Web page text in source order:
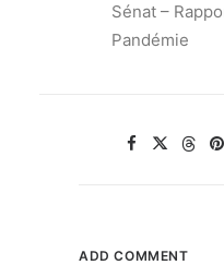
Sénat –
Pandémie
ADD COMMENT